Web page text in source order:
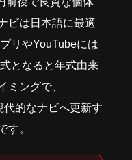
ビは日本語に最適
リやYouTubeには
となると年式由来
ミングで、
的なナビへ更新す
す。